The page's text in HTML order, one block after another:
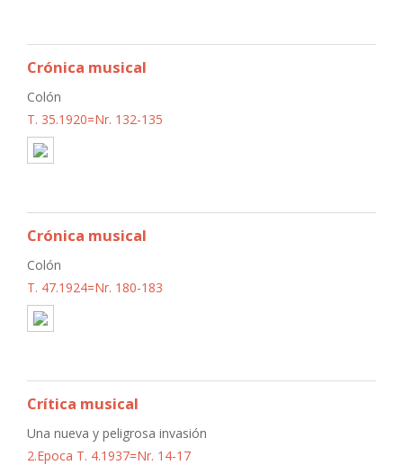
Crónica musical
Colón
T. 35.1920=Nr. 132-135
Crónica musical
Colón
T. 47.1924=Nr. 180-183
Crítica musical
Una nueva y peligrosa invasión
2.Epoca T. 4.1937=Nr. 14-17